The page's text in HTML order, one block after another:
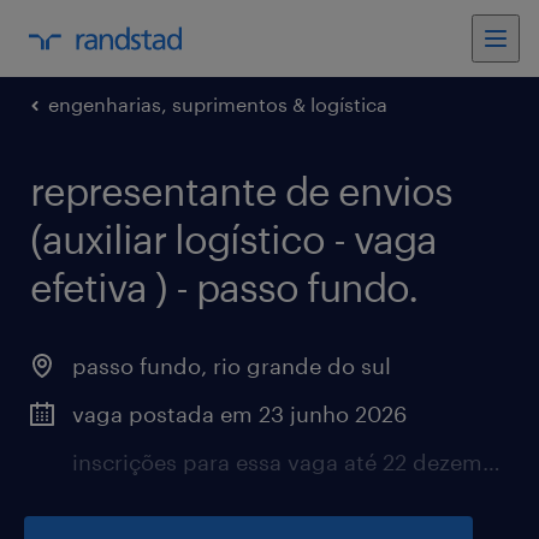
engenharias, suprimentos & logística
representante de envios
(auxiliar logístico - vaga
efetiva ) - passo fundo.
passo fundo, rio grande do sul
vaga postada em 23 junho 2026
inscrições para essa vaga até 22 dezembro 2026